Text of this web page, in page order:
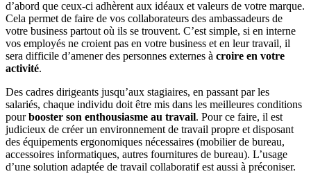
d’abord que ceux-ci adhèrent aux idéaux et valeurs de votre marque.
Cela permet de faire de vos collaborateurs des ambassadeurs de
votre business partout où ils se trouvent. C’est simple, si en interne
vos employés ne croient pas en votre business et en leur travail, il
sera difficile d’amener des personnes externes à croire en votre
activité.
Des cadres dirigeants jusqu’aux stagiaires, en passant par les
salariés, chaque individu doit être mis dans les meilleures conditions
pourbooster son enthousiasme au travail. Pour ce faire, il est
judicieux de créer un environnement de travail propre et disposant
des équipements ergonomiques nécessaires (mobilier de bureau,
accessoires informatiques, autres fournitures de bureau). L’usage
d’une solution adaptée de travail collaboratif est aussi à préconiser.